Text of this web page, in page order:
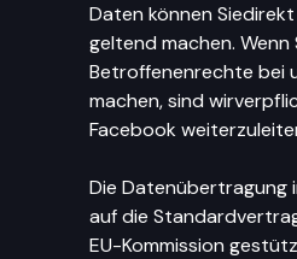
Daten können
geltend machen. Wenn
Betroffenenrechte bei
machen, sind
Facebook
Die Datenübertragung
auf die
EU-Kommission